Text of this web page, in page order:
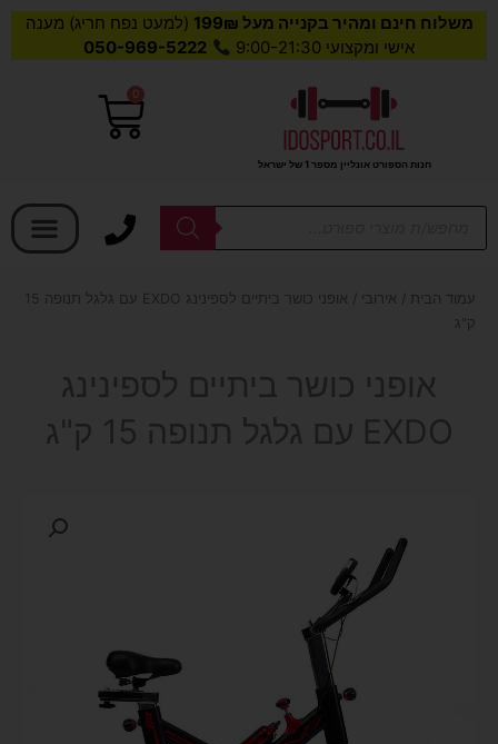
משלוח חינם ומהיר בקנייה מעל 199₪
(למעט נפח חריג) מענה
אישי ומקצועי 9:00-21:30
050-969-5222
חנות הספורט אונליין מספר 1 של ישראל
0
עגלת
Products
עמוד הבית / אירובי
/ אופני כושר ביתיים לספינינג EXDO עם גלגל תנופה 15
ק"ג
אופני כושר ביתיים לספינינג
EXDO עם גלגל תנופה 15 ק"ג